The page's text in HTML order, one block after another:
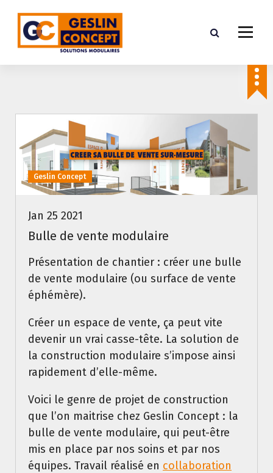
Geslin Concept
Jan 25 2021
Bulle de vente modulaire
Présentation de chantier : créer une bulle
de vente modulaire (ou surface de vente
éphémère).
Créer un espace de vente, ça peut vite
devenir un vrai casse-tête. La solution de
la construction modulaire s’impose ainsi
rapidement d’elle-même.
Voici le genre de projet de construction
que l’on maitrise chez Geslin Concept : la
bulle de vente modulaire, qui peut-être
mis en place par nos soins et par nos
équipes. Travail réalisé en collaboration